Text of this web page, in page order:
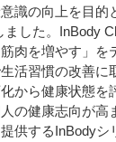
識の向上を目的
した。InBody
筋肉を増やす」を
活習慣の改善に
から健康状態を
の健康志向が高
供するInBodyシ